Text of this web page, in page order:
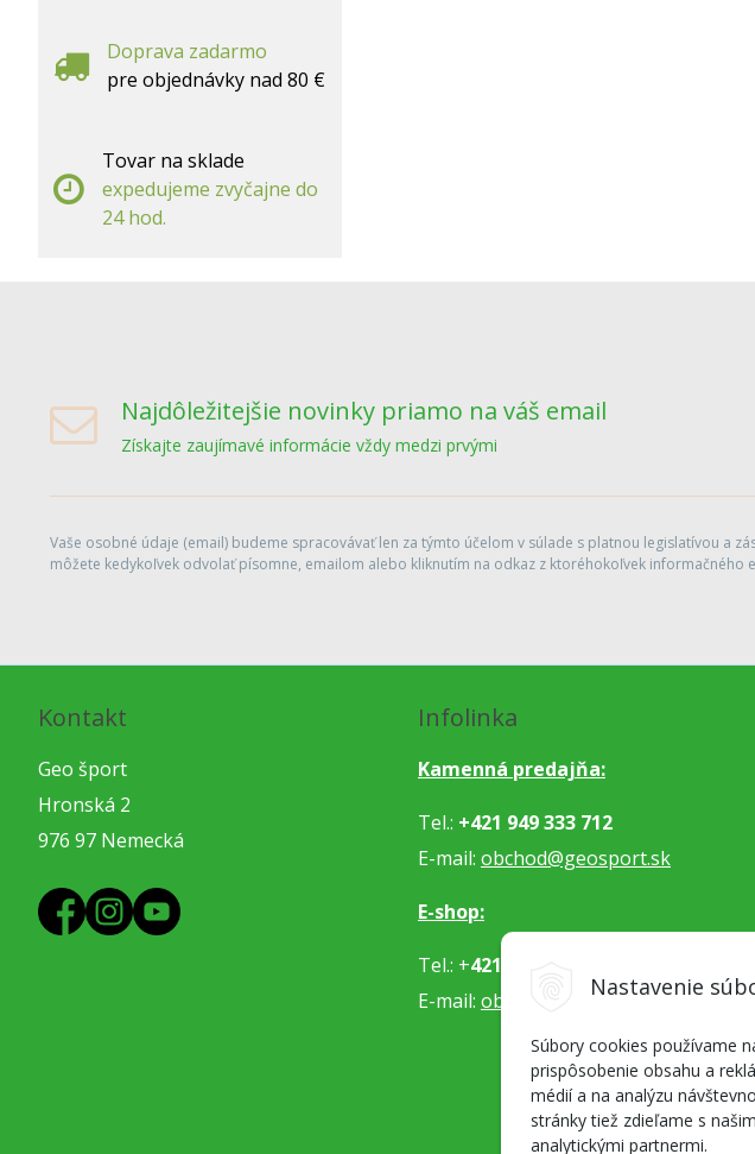
Nastavenie
Súbory cookies používame
prispôsobenie obsahu a
médií a na analýzu
stránky tiež zdieľame s
analytickými partnermi.
Doprava zadarmo
pre objednávky nad 80 €
Tovar na sklade
expedujeme zvyčajne do
24 hod.
Najdôležitejšie novinky priamo na váš email
Získajte zaujímavé informácie vždy medzi prvými
Vaše osobné údaje (email) budeme spracovávať len za týmto účelom v súlade s platnou legislatívou a
môžete kedykoľvek odvolať písomne, emailom alebo kliknutím na odkaz z ktoréhokoľvek informačného
Kontakt
Geo šport
Hronská 2
976 97 Nemecká
Infolinka
Kamenná predajňa:
Tel.: +421 949 333 712
E-mail: obchod@geosport.sk
E-shop:
Tel.: +421 915 962 766
E-mail: objednavky@geosport.sk